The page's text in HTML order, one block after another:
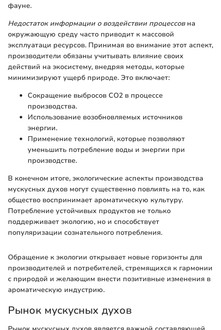
фауне.
Недостаток информации о воздействии процессовна
окружающую среду часто приводит к массовой
эксплуатаци ресурсов. Принимая во внимание этот аспект,
производители обязаны учитывать влияние своих
действий на экосистему, внедряя методы, которые
минимизируют ущерб природе. Это включает:
Сокращение выбросов CO2 в процессе
производства.
Использование возобновляемых источников
энергии.
Применение технологий, которые позволяют
уменьшить потребление воды и энергии при
производстве.
В конечном итоге, экологические аспекты производства
мускусных духов могут существенно повлиять на то, как
общество воспринимает ароматическую культуру.
Потребление устойчивых продуктов не только
поддерживает экологию, но и способствует
популяризации сознательного потребления.
Обращение к экологии открывает новые горизонты для
производителей и потребителей, стремящихся к гармонии
с природой и желающим внести позитивные изменения в
ароматическую индустрию.
Рынок мускусных духов